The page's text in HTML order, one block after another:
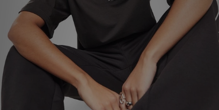
VER MARCAS
LOCALIZADOR DE LOJAS
MENSAGENS